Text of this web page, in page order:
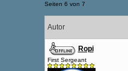
Seiten 6 von 7
Autor
Ropi
First Sergeant